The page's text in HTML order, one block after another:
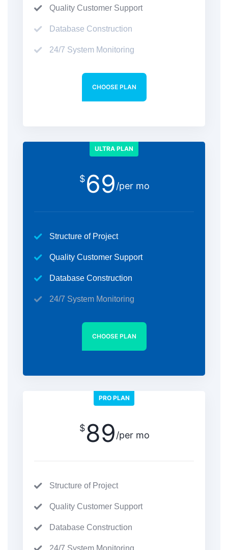
Quality Customer Support
Database Construction
24/7 System Monitoring
CHOOSE PLAN
ULTRA PLAN
$ 69/per mo
Structure of Project
Quality Customer Support
Database Construction
24/7 System Monitoring
CHOOSE PLAN
PRO PLAN
$ 89/per mo
Structure of Project
Quality Customer Support
Database Construction